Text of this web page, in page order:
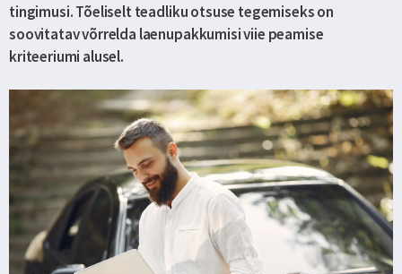
tingimusi. Tõeliselt teadliku otsuse tegemiseks on
soovitatav võrrelda laenupakkumisi viie peamise
kriteeriumi alusel.